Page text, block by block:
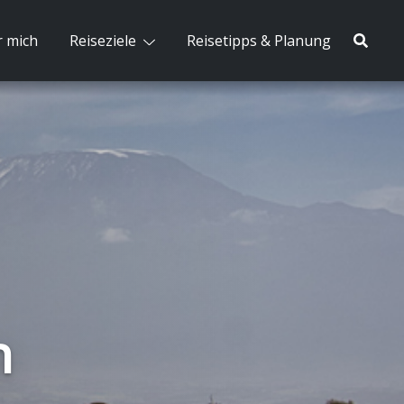
mich Reiseziele Reisetipps & Planung